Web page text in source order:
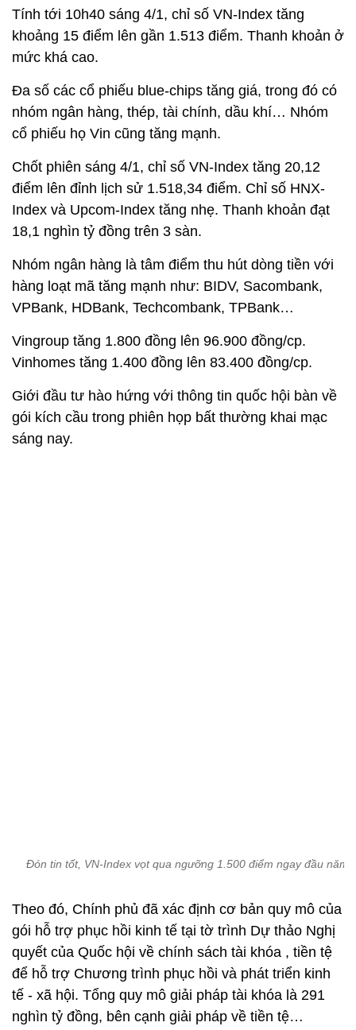
Tính tới 10h40 sáng 4/1, chỉ số VN-Index tăng
khoảng 15 điểm lên gần 1.513 điểm. Thanh khoản ở
mức khá cao.
Đa số các cổ phiếu blue-chips tăng giá, trong đó có
nhóm ngân hàng, thép, tài chính, dầu khí… Nhóm
cổ phiếu họ Vin cũng tăng mạnh.
Chốt phiên sáng 4/1, chỉ số VN-Index tăng 20,12
điểm lên đỉnh lịch sử 1.518,34 điểm. Chỉ số HNX-
Index và Upcom-Index tăng nhẹ. Thanh khoản đạt
18,1 nghìn tỷ đồng trên 3 sàn.
Nhóm ngân hàng là tâm điểm thu hút dòng tiền với
hàng loạt mã tăng mạnh như: BIDV, Sacombank,
VPBank, HDBank, Techcombank, TPBank…
Vingroup tăng 1.800 đồng lên 96.900 đồng/cp.
Vinhomes tăng 1.400 đồng lên 83.400 đồng/cp.
Giới đầu tư hào hứng với thông tin quốc hội bàn về
gói kích cầu trong phiên họp bất thường khai mạc
sáng nay.
Chính phủ cũng sẽ chỉ đạo các tổ chức tín dụng
đấu giảm lãi suất cho vay tối thiểu 0,5%-1% trong 2
năm.
Nguồn tiền dự kiến đến từ việc vay ODA, vay ưu đãi
nước ngoài theo hình thức hỗ trợ ngân sách. Phát
hành trái phiếu Chính phủ, bảo đảm nguyên tắc